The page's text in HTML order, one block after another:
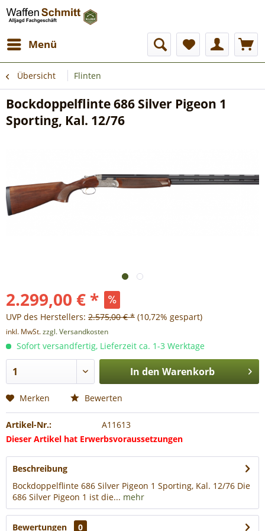
Menü
Übersicht Flinten
Bockdoppelflinte 686 Silver Pigeon 1
Sporting, Kal. 12/76
2.299,00 € *
UVP des Herstellers: 2.575,00 € * (10,72% gespart)
inkl. MwSt.zzgl. Versandkosten
Sofort versandfertig, Lieferzeit ca. 1-3 Werktage
In den Warenkorb
Merken Bewerten
Artikel-Nr.:
A11613
Dieser Artikel hat Erwerbsvoraussetzungen
Beschreibung
Bockdoppelflinte 686 Silver Pigeon 1 Sporting, Kal. 12/76 Die
686 Silver Pigeon 1 ist die... mehr
Bewertungen 0